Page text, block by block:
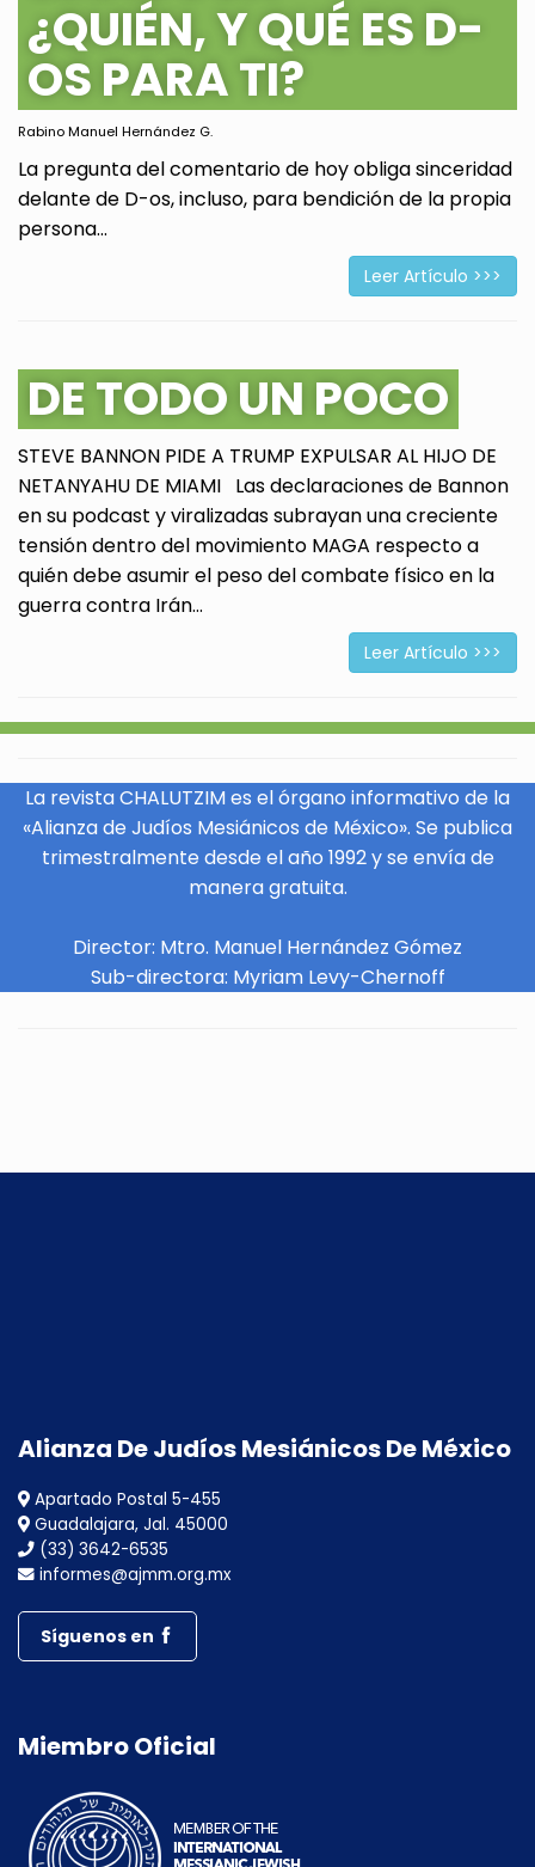
¿QUIÉN, Y QUÉ ES D-
OS PARA TI?
Rabino Manuel Hernández G.
La pregunta del comentario de hoy obliga sinceridad
delante de D-os, incluso, para bendición de la propia
persona...
Leer Artículo >>>
DE TODO UN POCO
STEVE BANNON PIDE A TRUMP EXPULSAR AL HIJO DE
NETANYAHU DE MIAMI Las declaraciones de Bannon
en su podcast y viralizadas subrayan una creciente
tensión dentro del movimiento MAGA respecto a
quién debe asumir el peso del combate físico en la
guerra contra Irán...
Leer Artículo >>>
La revista CHALUTZIM es el órgano informativo de la
«Alianza de Judíos Mesiánicos de México». Se publica
trimestralmente desde el año 1992 y se envía de
manera gratuita.
Director: Mtro. Manuel Hernández Gómez
Sub-directora: Myriam Levy-Chernoff
Alianza De Judíos Mesiánicos De México
Apartado Postal 5-455
Guadalajara, Jal. 45000
(33) 3642-6535
informes@ajmm.org.mx
Síguenos en
Miembro Oficial